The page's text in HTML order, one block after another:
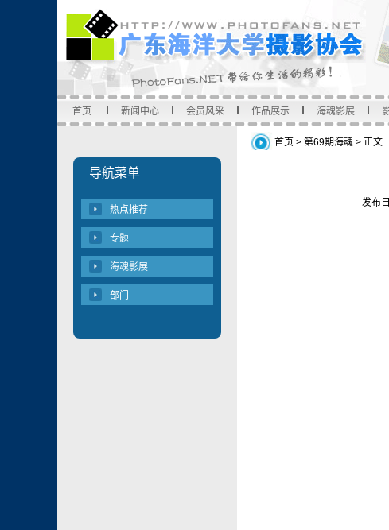
首页 新闻中心 会员风采 作品展示 海魂影展
导航菜单
热点推荐
专题
海魂影展
部门
首页 > 第69期海魂 > 正文
发布